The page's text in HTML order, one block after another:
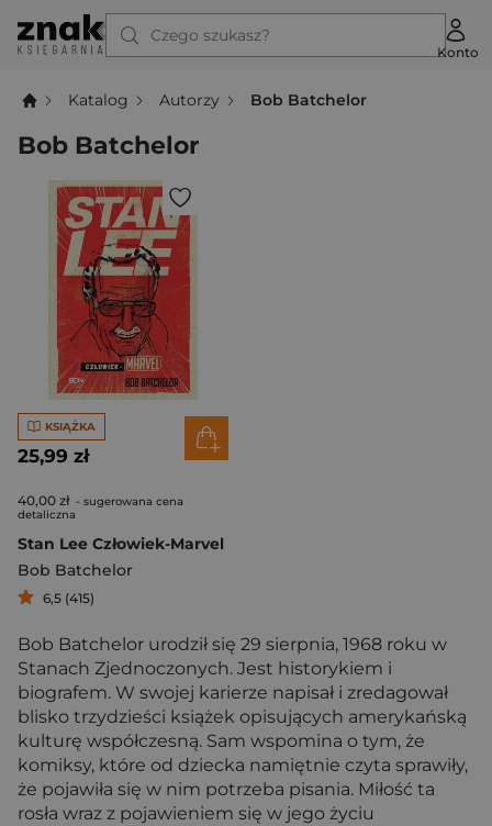
Czego szukasz?
Konto
Katalog Autorzy Bob Batchelor
Bob Batchelor
KSIĄŻKA
25,99 zł
40,00 zł - sugerowana cena
detaliczna
Stan Lee Człowiek-Marvel
Bob Batchelor
6,5 (415)
Bob Batchelor urodził się 29 sierpnia, 1968 roku w
Stanach Zjednoczonych. Jest historykiem i
biografem. W swojej karierze napisał i zredagował
blisko trzydzieści książek opisujących amerykańską
kulturę współczesną. Sam wspomina o tym, że
komiksy, które od dziecka namiętnie czyta sprawiły,
że pojawiła się w nim potrzeba pisania. Miłość ta
rosła wraz z pojawieniem się w jego życiu